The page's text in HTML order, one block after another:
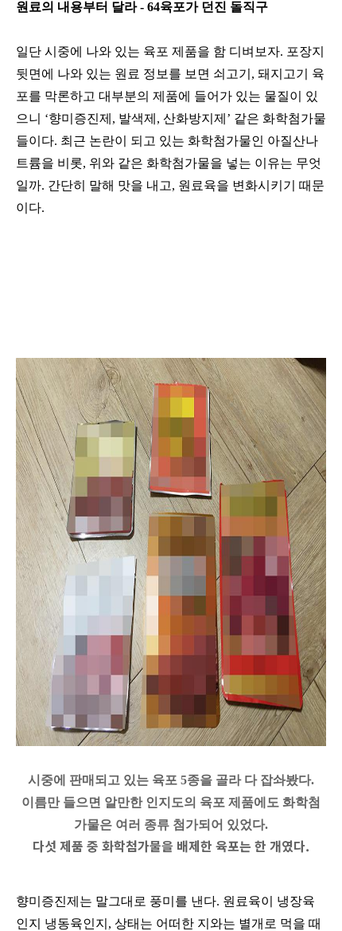
원료의 내용부터 달라- 64육포가 던진 돌직구
일단 시중에 나와 있는 육포 제품을 함 디벼보자. 포장지
뒷면에 나와 있는 원료 정보를 보면 쇠고기 , 돼지고기 육
포를 막론하고 대부분의 제품에 들어가 있는 물질이 있
으니 ‘향미증진제 , 발색제 , 산화방지제 ’ 같은 화학첨가물
들이다. 최근 논란이 되고 있는 화학첨가물인 아질산나
트륨을 비롯, 위와 같은 화학첨가물을 넣는 이유는 무엇
일까. 간단히 말해 맛을 내고, 원료육을 변화시키기 때문
이다.
시중에 판매되고 있는 육포 5종을 골라 다 잡솨봤다.
이름만 들으면 알만한 인지도의 육포 제품에도 화학첨
가물은 여러 종류 첨가되어 있었다.
다섯 제품 중 화학첨가물을 배제한 육포는 한 개였다.
향미증진제는 말그대로 풍미를 낸다. 원료육이 냉장육
인지 냉동육인지 , 상태는 어떠한 지와는 별개로 먹을 때